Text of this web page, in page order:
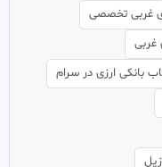
غربی تخصصی
غربی
بانکی ارزی در سرام